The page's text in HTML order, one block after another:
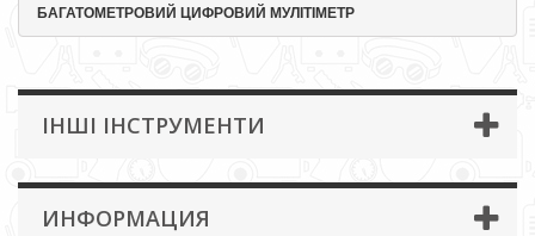
БАГАТОМЕТРОВИЙ ЦИФРОВИЙ МУЛІТІМЕТР
ІНШІ ІНСТРУМЕНТИ
ИНФОРМАЦИЯ